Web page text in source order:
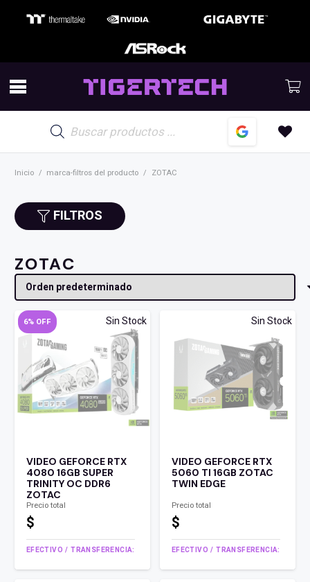
de
productos
Inicio / marca-filtros del producto / ZOTAC
FILTROS
ZOTAC
6% OFF Sin Stock
VIDEO GEFORCE RTX
4080 16GB SUPER
TRINITY OC DDR6
ZOTAC
Precio total
$
EFECTIVO / TRANSFERENCIA:
Sin Stock
VIDEO GEFORCE RTX
5060 TI 16GB ZOTAC
TWIN EDGE
Precio total
$
EFECTIVO / TRANSFERENCIA: